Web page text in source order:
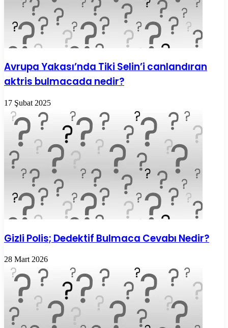
Avrupa Yakası’nda Tiki Selin’i canlandıran
aktris bulmacada nedir?
17 Şubat 2025
Gizli Polis; Dedektif Bulmaca Cevabı Nedir?
28 Mart 2026